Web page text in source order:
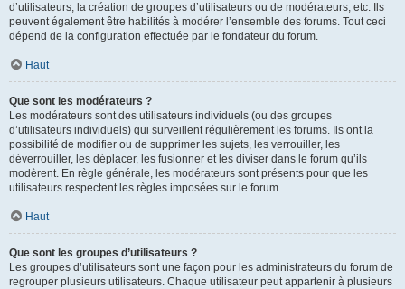
d’utilisateurs, la création de groupes d’utilisateurs ou de modérateurs, etc. Ils
peuvent également être habilités à modérer l’ensemble des forums. Tout ceci
dépend de la configuration effectuée par le fondateur du forum.
Haut
Que sont les modérateurs ?
Les modérateurs sont des utilisateurs individuels (ou des groupes
d’utilisateurs individuels) qui surveillent régulièrement les forums. Ils ont la
possibilité de modifier ou de supprimer les sujets, les verrouiller, les
déverrouiller, les déplacer, les fusionner et les diviser dans le forum qu’ils
modèrent. En règle générale, les modérateurs sont présents pour que les
utilisateurs respectent les règles imposées sur le forum.
Haut
Que sont les groupes d’utilisateurs ?
Les groupes d’utilisateurs sont une façon pour les administrateurs du forum de
regrouper plusieurs utilisateurs. Chaque utilisateur peut appartenir à plusieurs